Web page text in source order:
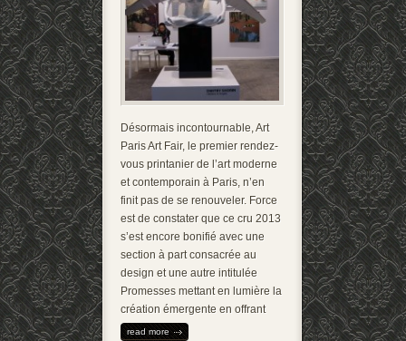
Désormais incontournable, Art
Paris Art Fair, le premier rendez-
vous printanier de l’art moderne
et contemporain à Paris, n’en
finit pas de se renouveler. Force
est de constater que ce cru 2013
s’est encore bonifié avec une
section à part consacrée au
design et une autre intitulée
Promesses mettant en lumière la
création émergente en offrant
read more